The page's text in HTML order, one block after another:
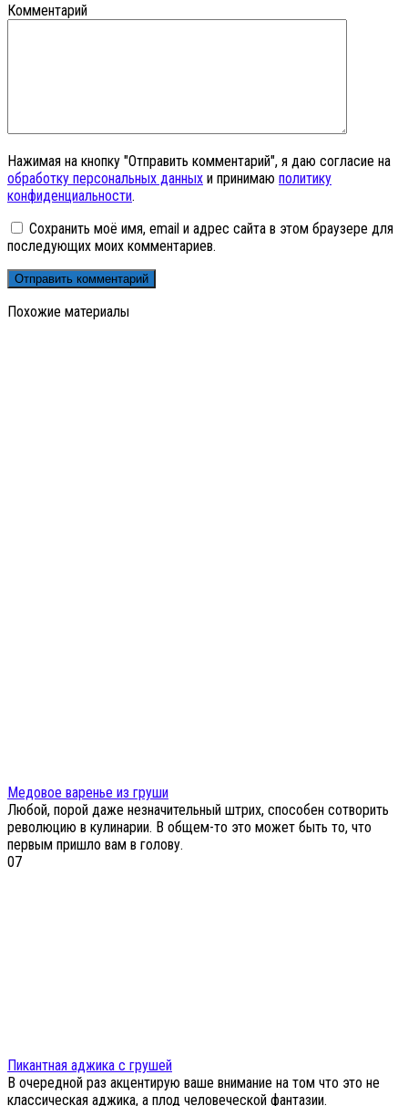
Комментарий
Нажимая на кнопку "Отправить комментарий", я даю согласие на
обработку персональных данных и принимаю политику
конфиденциальности.
Сохранить моё имя, email и адрес сайта в этом браузере для
последующих моих комментариев.
Похожие материалы
Медовое варенье из груши
Любой, порой даже незначительный штрих, способен сотворить
революцию в кулинарии. В общем-то это может быть то, что
первым пришло вам в голову.
07
Пикантная аджика с грушей
В очередной раз акцентирую ваше внимание на том что это не
классическая аджика, а плод человеческой фантазии.